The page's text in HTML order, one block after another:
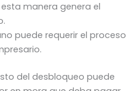
manera genera el
puede requerir el proceso
del desbloqueo puede